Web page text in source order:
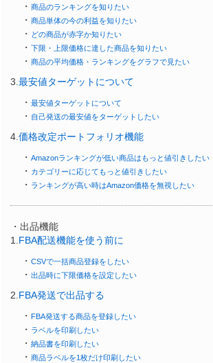
・ 商品のランキングを知りたい
・ 商品単体の今の利益を知りたい
・ どの商品が赤字か知りたい
・ 下限・上限価格に達した商品を知りたい
・ 商品の平均価格・ランキングをグラフで見たい
3. 最安値ターゲットについて
・ 最安値ターゲットについて
・ 自己発送の最安値をターゲットしたい
4. 価格改定ポートフォリオ機能
・ Amazonランキングが低い商品はもっと値引きしたい
・ カテゴリーに応じてもっと値引きしたい
・ ランキングが高い時はAmazon価格を無視したい
・出品機能
1. FBA配送機能を使う前に
・ CSVで一括商品登録をしたい
・ 出品時に下限価格を設定したい
2. FBA発送で出品する
・ FBA発送する商品を登録したい
・ ラベルを印刷したい
・ 納品書を印刷したい
・ 商品ラベルを1枚だけ印刷したい